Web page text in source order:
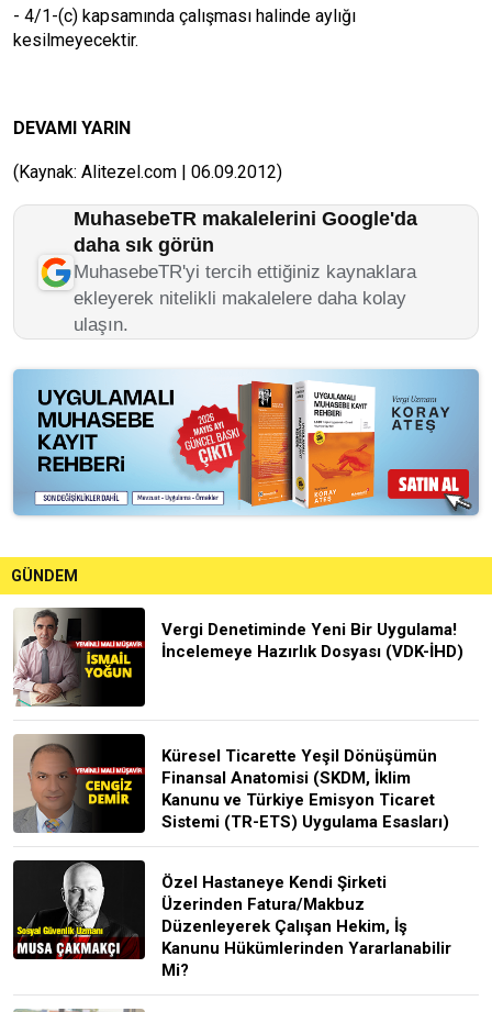
- 4/1-(c) kapsamında çalışması halinde aylığı
kesilmeyecektir.
DEVAMI YARIN
(Kaynak: Alitezel.com | 06.09.2012)
MuhasebeTR makalelerini Google'da
daha sık görün
MuhasebeTR'yi tercih ettiğiniz kaynaklara
ekleyerek nitelikli makalelere daha kolay
ulaşın.
GÜNDEM
Vergi Denetiminde Yeni Bir Uygulama!
İncelemeye Hazırlık Dosyası (VDK-İHD)
Küresel Ticarette Yeşil Dönüşümün
Finansal Anatomisi (SKDM, İklim
Kanunu ve Türkiye Emisyon Ticaret
Sistemi (TR-ETS) Uygulama Esasları)
Özel Hastaneye Kendi Şirketi
Üzerinden Fatura/Makbuz
Düzenleyerek Çalışan Hekim, İş
Kanunu Hükümlerinden Yararlanabilir
Mi?